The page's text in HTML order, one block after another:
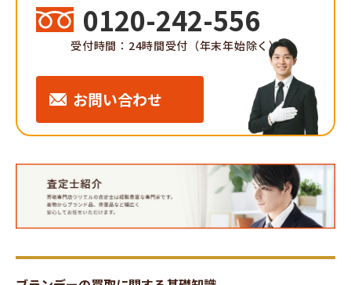
0120-242-556
受付時間：24時間受付（年末年始除く）
お問い合わせ